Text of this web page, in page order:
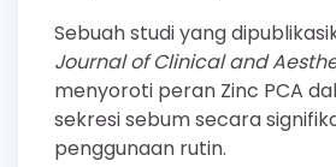
Sebuah studi yang
Journal of Clinical and
menyoroti peran Zinc PCA
sekresi sebum secara
penggunaan rutin.